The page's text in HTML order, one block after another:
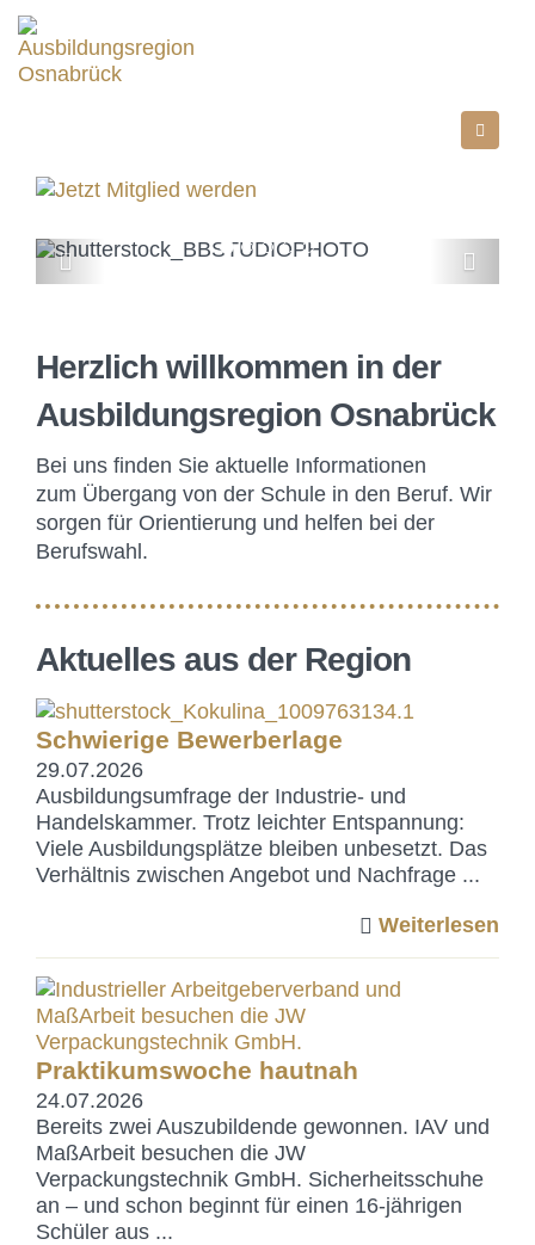
Direkt
zum
Inhalt
KOMMUNIKATION AUF
Vorherige Weiter
Herzlich willkommen in der
Ausbildungsregion Osnabrück
Bei uns finden Sie aktuelle Informationen
zum Übergang von der Schule in den Beruf. Wir
sorgen für Orientierung und helfen bei der
Berufswahl.
Aktuelles aus der Region
Schwierige Bewerberlage
29.07.2026
Ausbildungsumfrage der Industrie- und
Handelskammer. Trotz leichter Entspannung:
Viele Ausbildungsplätze bleiben unbesetzt. Das
Verhältnis zwischen Angebot und Nachfrage ...
Weiterlesen
Praktikumswoche hautnah
24.07.2026
Bereits zwei Auszubildende gewonnen. IAV und
MaßArbeit besuchen die JW
Verpackungstechnik GmbH. Sicherheitsschuhe
an – und schon beginnt für einen 16-jährigen
Schüler aus ...